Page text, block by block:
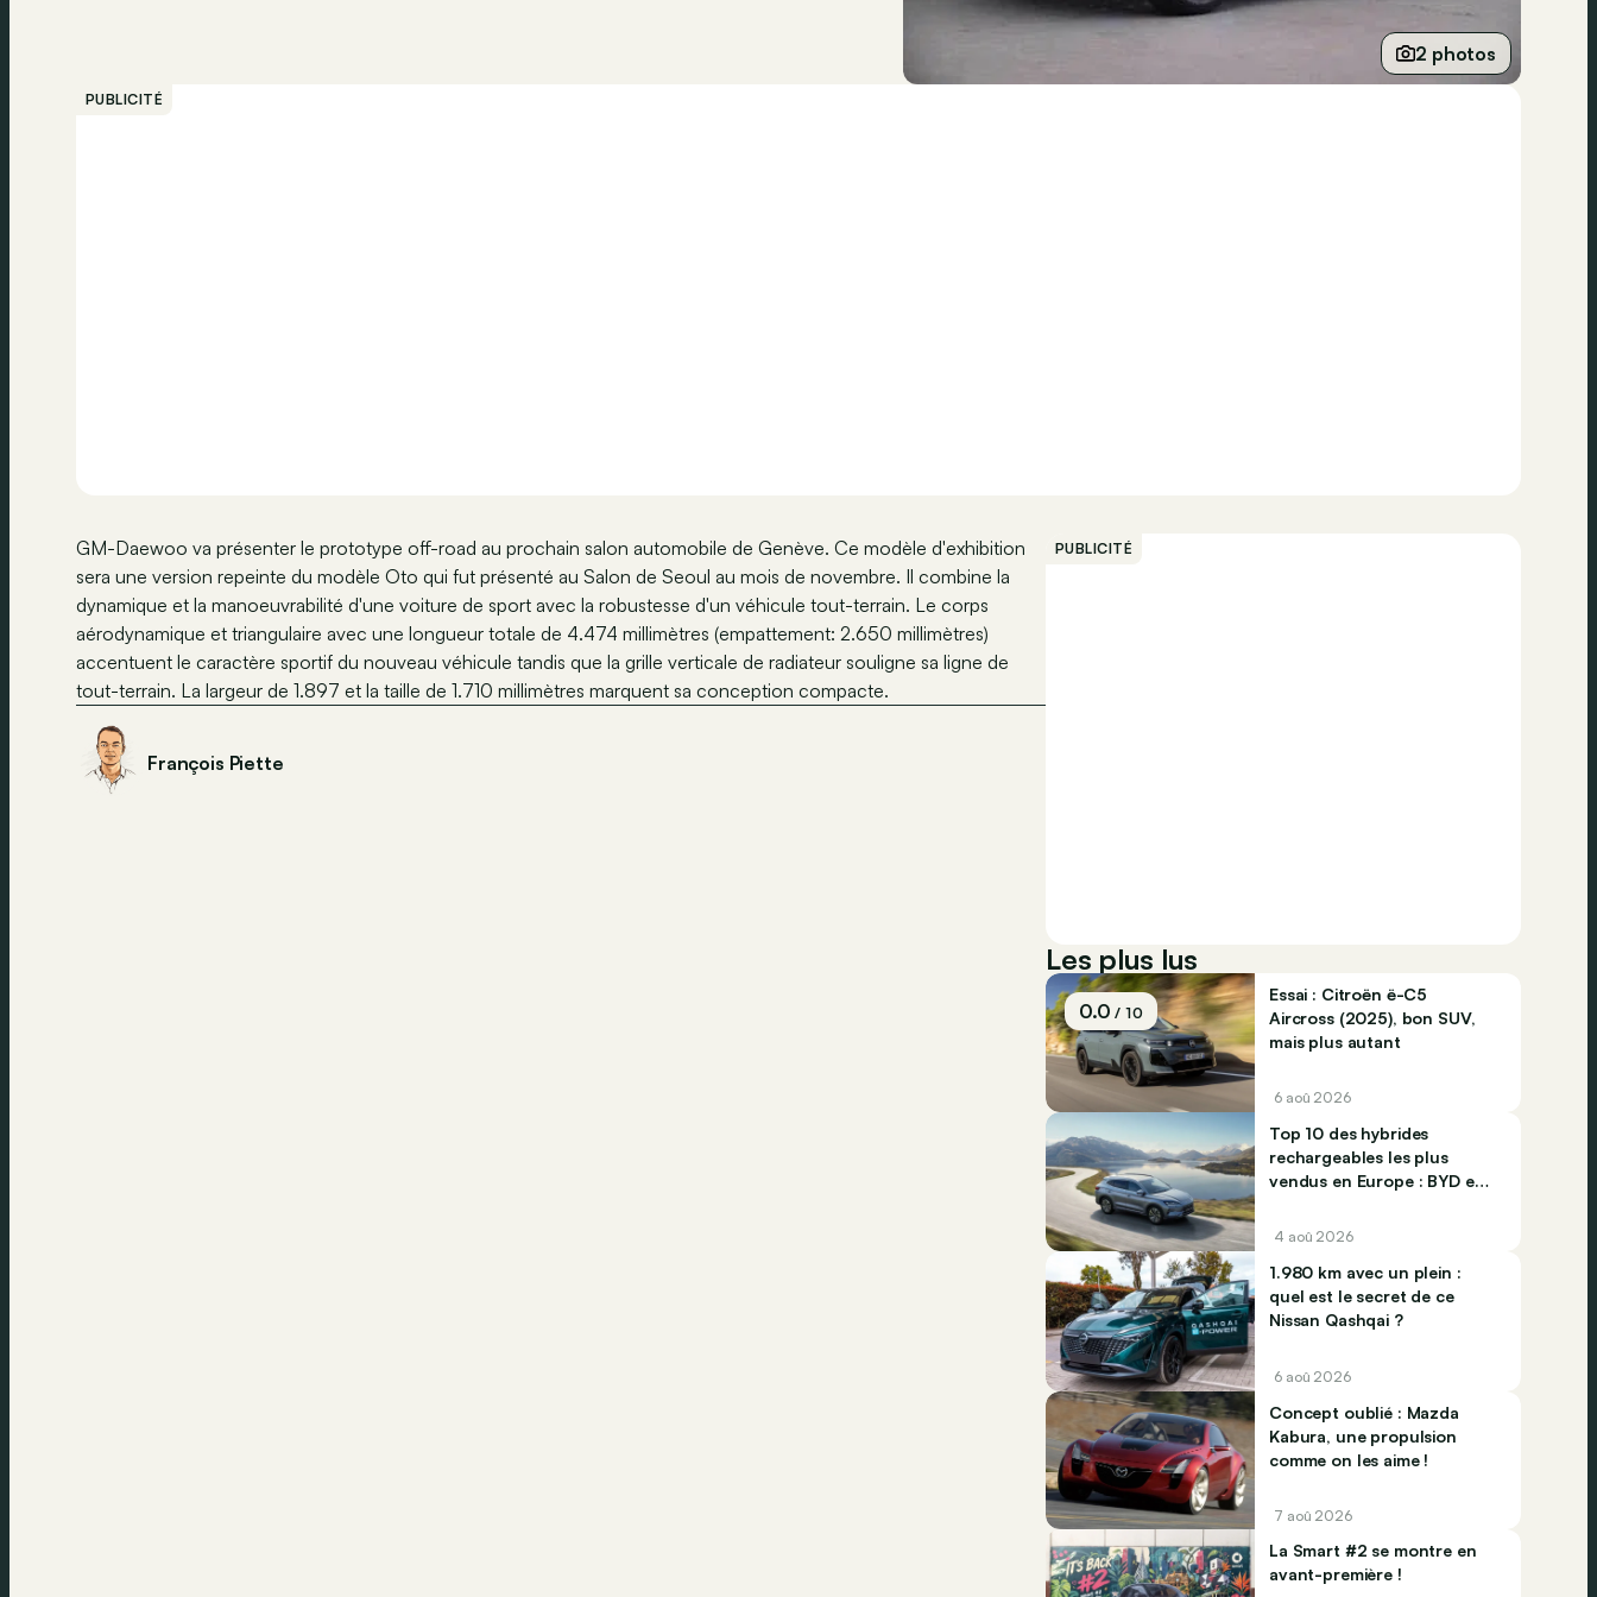
2 photos
PUBLICITÉ
GM-Daewoo va présenter le prototype off-road au prochain salon automobile de Genève. Ce modèle d'exhibition
sera une version repeinte du modèle Oto qui fut présenté au Salon de Seoul au mois de novembre. Il combine la
dynamique et la manoeuvrabilité d'une voiture de sport avec la robustesse d'un véhicule tout-terrain. Le corps
aérodynamique et triangulaire avec une longueur totale de 4.474 millimètres (empattement: 2.650 millimètres)
accentuent le caractère sportif du nouveau véhicule tandis que la grille verticale de radiateur souligne sa ligne de
tout-terrain. La largeur de 1.897 et la taille de 1.710 millimètres marquent sa conception compacte.
François Piette
PUBLICITÉ
Les plus lus
0.0/ 10
Essai : Citroën ë-C5
Aircross (2025), bon SUV,
mais plus autant
6 aoû 2026
Top 10 des hybrides
rechargeables les plus
vendus en Europe : BYD et
4 aoû 2026
1.980 km avec un plein :
quel est le secret de ce
Nissan Qashqai ?
6 aoû 2026
Concept oublié : Mazda
Kabura, une propulsion
comme on les aime !
7 aoû 2026
La Smart #2 se montre en
avant-première !